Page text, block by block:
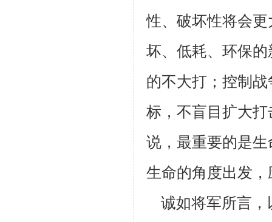
性、破坏性将会
坏、低耗、环保
的不大打；控制
标，不盲目扩大
说，最重要的是
生命的角度出发
诚如将军所言，